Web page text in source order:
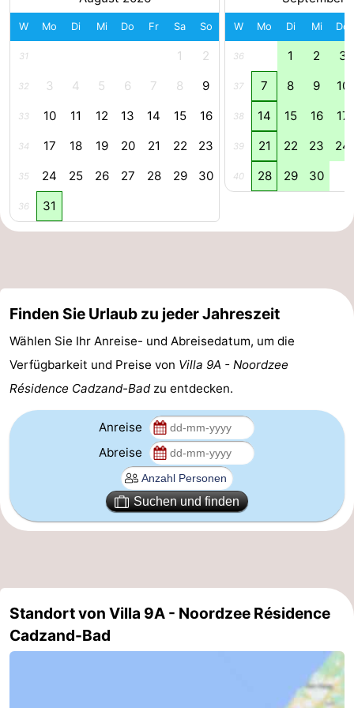
Route
Adressen
Region
Zeeland
Veere
-
Domburg
-
Zoutelande
-
Vlissingen
Breskens
-
Retranchement
-
W Mo Di Mi Do Fr Sa So
31 1 2
32 3 4 5 6 7 8 9
33 10 11 12 13 14 15 16
34 17 18 19 20 21 22 23
35 24 25 26 27 28 29 30
36 31
W Mo Di Mi Do
36 1 2 3
37 7 8 9 10
38 14 15 16 17
39 21 22 23 24
40 28 29 30
Finden Sie Urlaub zu jeder Jahreszeit
Wählen Sie Ihr Anreise- und Abreisedatum, um die
Verfügbarkeit und Preise von Villa 9A - Noordzee
Résidence Cadzand-Badzu entdecken.
Anreise
Abreise
Suchen und finden
Standort von Villa 9A - Noordzee Résidence
Cadzand-Bad